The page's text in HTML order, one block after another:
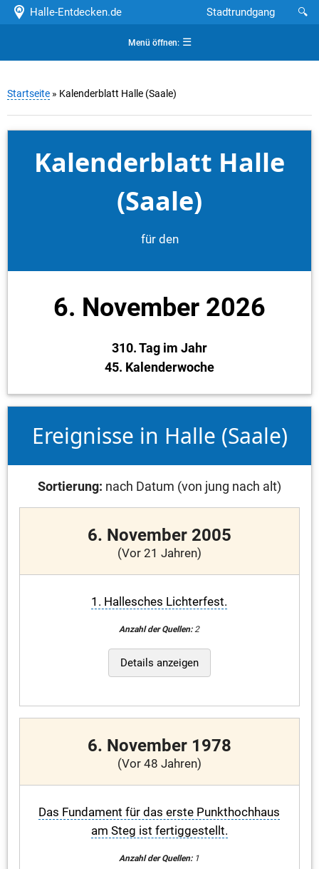
Halle-Entdecken.de 🔍
Stadtrundgang
Menü öffnen:☰
Startseite » Kalenderblatt Halle (Saale)
Kalenderblatt Halle
(Saale)
für den
6. November 2026
310. Tag im Jahr
45. Kalenderwoche
Ereignisse in Halle (Saale)
Sortierung: nach Datum (von jung nach alt)
6. November 2005
(Vor 21 Jahren)
1. Hallesches Lichterfest.
Anzahl der Quellen:2
Details anzeigen
6. November 1978
(Vor 48 Jahren)
Das Fundament für das erste Punkthochhaus
am Steg ist fertiggestellt.
Anzahl der Quellen:1